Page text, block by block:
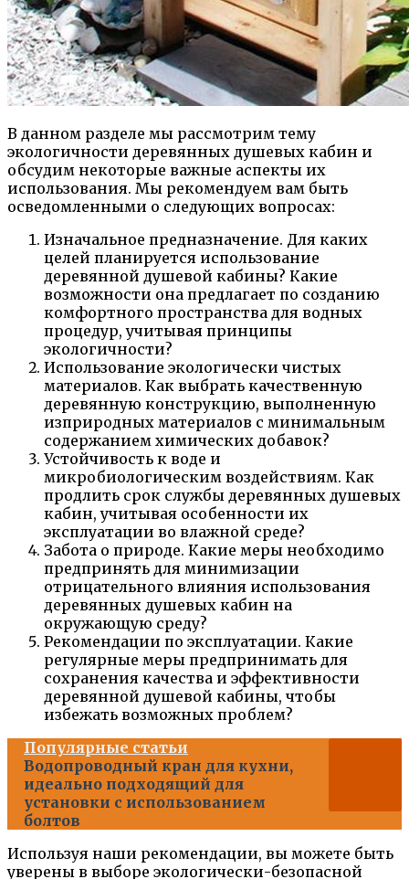
В данном разделе мы рассмотрим тему
экологичности деревянных душевых кабин и
обсудим некоторые важные аспекты их
использования. Мы рекомендуем вам быть
осведомленными о следующих вопросах:
Изначальное предназначение. Для каких
целей планируется использование
деревянной душевой кабины? Какие
возможности она предлагает по созданию
комфортного пространства для водных
процедур, учитывая принципы
экологичности?
Использование экологически чистых
материалов. Как выбрать качественную
деревянную конструкцию, выполненную
изприродных материалов с минимальным
содержанием химических добавок?
Устойчивость к воде и
микробиологическим воздействиям. Как
продлить срок службы деревянных душевых
кабин, учитывая особенности их
эксплуатации во влажной среде?
Забота о природе. Какие меры необходимо
предпринять для минимизации
отрицательного влияния использования
деревянных душевых кабин на
окружающую среду?
Рекомендации по эксплуатации. Какие
регулярные меры предпринимать для
сохранения качества и эффективности
деревянной душевой кабины, чтобы
избежать возможных проблем?
Популярные статьи
Водопроводный кран для кухни,
идеально подходящий для
установки с использованием
болтов
Используя наши рекомендации, вы можете быть
уверены в выборе экологически-безопасной